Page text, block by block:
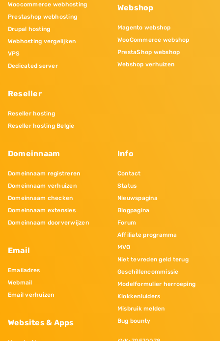
Woocommerce webhosting
Prestashop webhosting
Drupal hosting
Webhosting vergelijken
VPS
Dedicated server
Reseller
Reseller hosting
Reseller hosting Belgie
Webshop
Magento webshop
WooCommerce webshop
PrestaShop webshop
Webshop verhuizen
Domeinnaam
Domeinnaam registreren
Domeinnaam verhuizen
Domeinnaam checken
Domeinnaam extensies
Domeinnaam doorverwijzen
Email
Emailadres
Webmail
Email verhuizen
Websites & Apps
Info
Contact
Status
Nieuwspagina
Blogpagina
Forum
Affiliate programma
MVO
Niet tevreden geld terug
Geschillencommissie
Modelformulier herroeping
Klokkenluiders
Misbruik melden
Bug bounty